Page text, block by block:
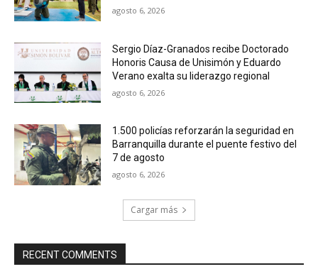
agosto 6, 2026
Sergio Díaz-Granados recibe Doctorado
Honoris Causa de Unisimón y Eduardo
Verano exalta su liderazgo regional
agosto 6, 2026
1.500 policías reforzarán la seguridad en
Barranquilla durante el puente festivo del
7 de agosto
agosto 6, 2026
Cargar más
RECENT COMMENTS